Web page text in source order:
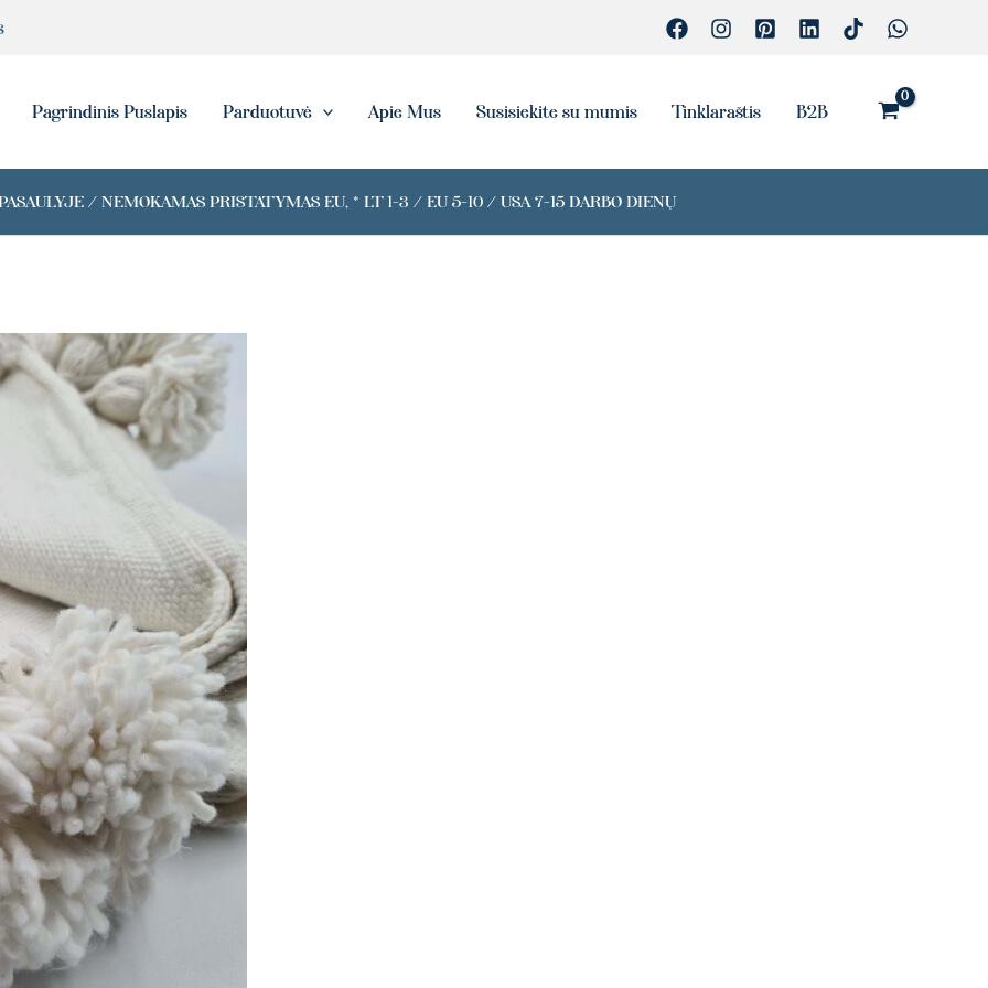
Pagrindinis Puslapis Parduotuvė Apie Mus Susisiekite su mumis Tinklaraštis B2B
/ NEMOKAMAS PRISTATYMAS EU, * LT 1-3 / EU 5-10 / USA 7-15 DARBO DIENŲ